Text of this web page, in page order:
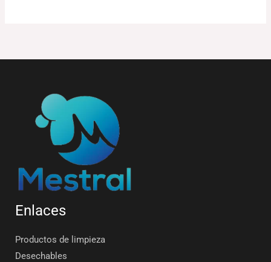
Enlaces
Productos de limpieza
Desechables